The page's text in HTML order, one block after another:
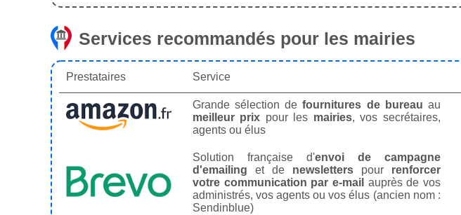
Services recommandés pour les mairies
Prestataires Service
Grande sélection defournitures de bureau au
meilleur prix pour les mairies, vos secrétaires,
agents ou élus
Solution française d'envoi de campagne
d'emailing et de newsletterspour renforcer
votre communication par e-mail auprès de vos
administrés, vos agents ou vos élus (ancien nom :
Sendinblue)